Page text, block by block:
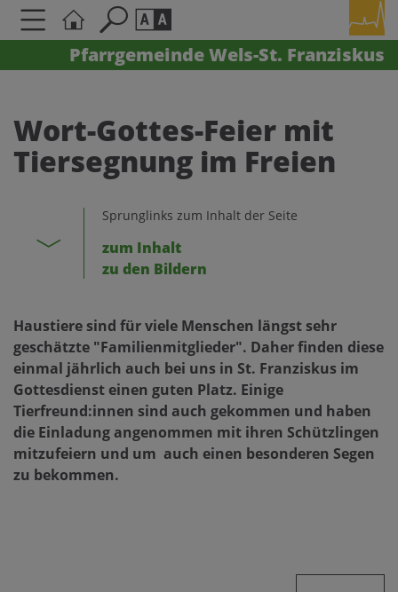
Pfarrgemeinde Wels-St. Franziskus
Schriftgröße
AAA
Kontrasteinstellungen
A A A
Wort-Gottes-Feier mit
Tiersegnung im Freien
Sprunglinks zum Inhalt der Seite
zum Inhalt
zu den Bildern
Haustiere sind für viele Menschen längst sehr
geschätzte "Familienmitglieder". Daher finden diese
einmal jährlich auch bei uns in St. Franziskus im
Gottesdienst einen guten Platz. Einige
Tierfreund:innen sind auch gekommen und haben
die Einladung angenommen mit ihren Schützlingen
mitzufeiern und um auch einen besonderen Segen
zu bekommen.